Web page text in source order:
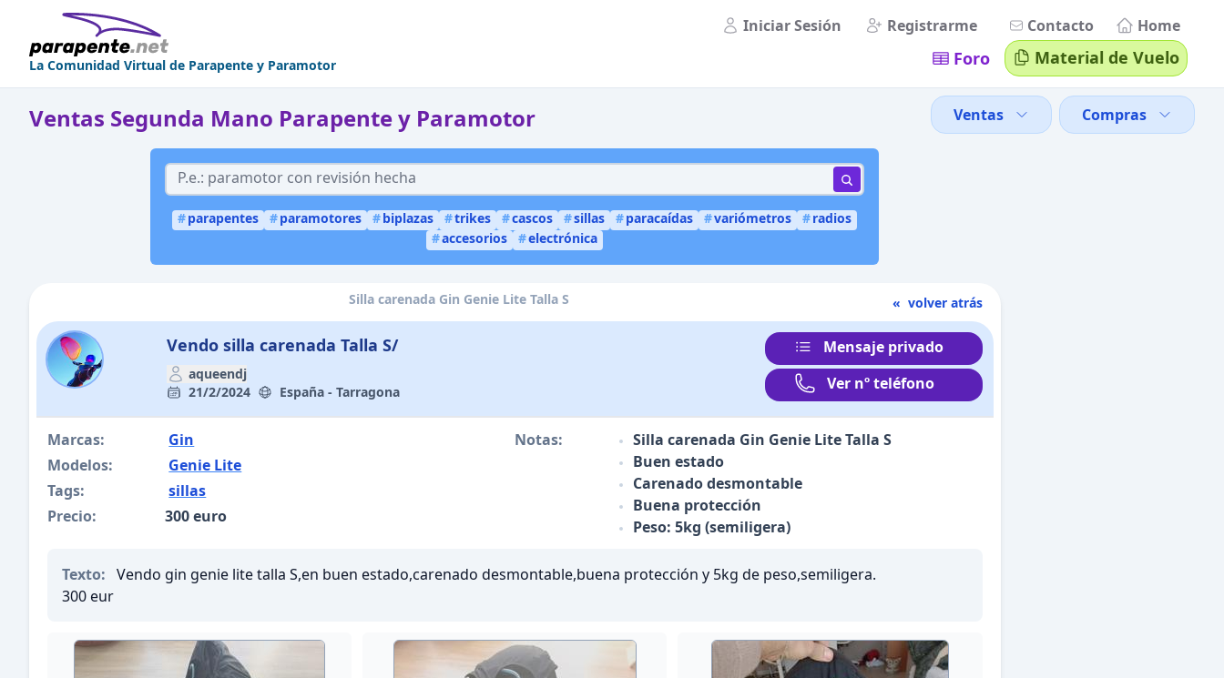
La Comunidad Virtual de Parapente y Paramotor
Iniciar Sesión Registrarme Contacto Home
Foro Material de Vuelo
Ventas Segunda Mano Parapente y Paramotor Ventas Compras
#parapentes #paramotores #biplazas #trikes #cascos #sillas #paracaídas #variómetros #radios
#accesorios #electrónica
Silla carenada Gin Genie Lite Talla S « volver atrás
Vendo silla carenada Talla S/
aqueendj
21/2/2024
España - Tarragona
Mensaje privado
Ver nº teléfono
Marcas:
Gin
Modelos:
Genie Lite
Tags:
sillas
Precio:
300 euro
Notas:
Silla carenada Gin Genie Lite Talla S
Buen estado
Carenado desmontable
Buena protección
Peso: 5kg (semiligera)
Texto: Vendo gin genie lite talla S,en buen estado,carenado desmontable,buena protección y 5kg de peso,semiligera.
300 eur